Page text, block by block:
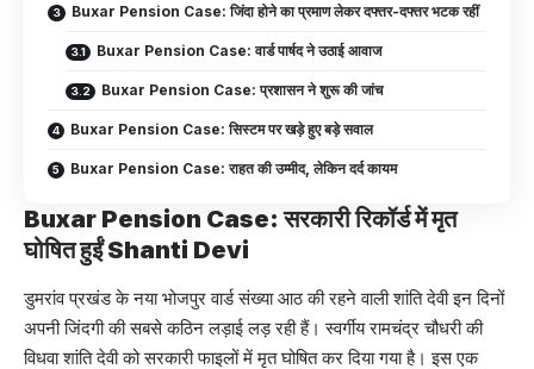
Buxar Pension Case: जिंदा होने का प्रमाण लेकर दफ्तर-दफ्तर भटक रहीं
Buxar Pension Case: वार्ड पार्षद ने उठाई आवाज
Buxar Pension Case: प्रशासन ने शुरू की जांच
Buxar Pension Case: सिस्टम पर खड़े हुए बड़े सवाल
Buxar Pension Case: राहत की उम्मीद, लेकिन दर्द कायम
Buxar Pension Case: सरकारी रिकॉर्ड में मृत
घोषित हुईं Shanti Devi
डुमरांव प्रखंड के नया भोजपुर वार्ड संख्या आठ की रहने वाली शांति देवी इन दिनों
अपनी जिंदगी की सबसे कठिन लड़ाई लड़ रही हैं। स्वर्गीय रामचंद्र चौधरी की
विधवा शांति देवी को सरकारी फाइलों में मृत घोषित कर दिया गया है। इस एक